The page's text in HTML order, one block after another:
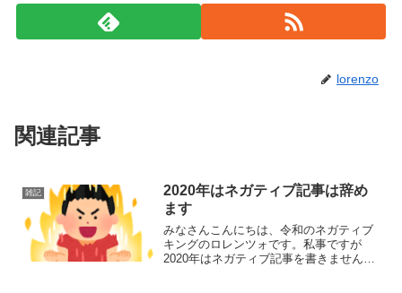
lorenzo
関連記事
雑記
2020年はネガティブ記事は辞め
ます
みなさんこんにちは、令和のネガティブ
キングのロレンツォです。私事ですが
2020年はネガティブ記事を書きません。